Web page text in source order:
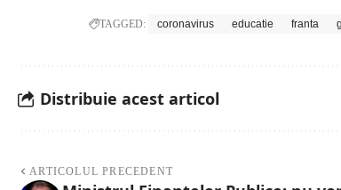
TAGGED: coronavirus educatie franta
Distribuie acest articol
ARTICOLUL PRECEDENT